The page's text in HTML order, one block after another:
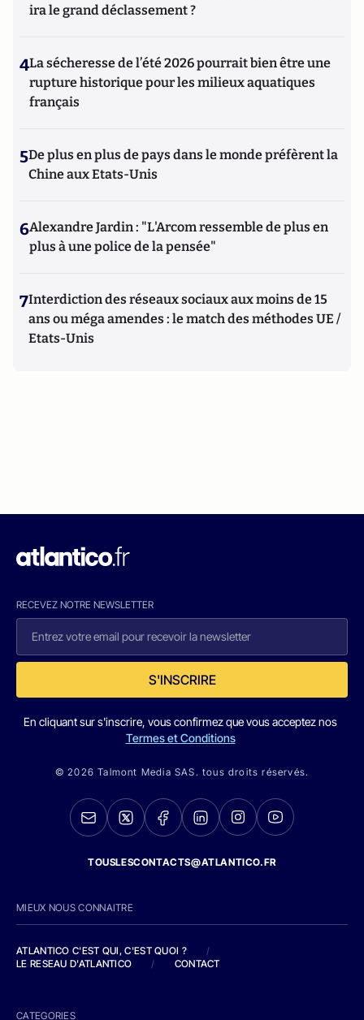
ira le grand déclassement ?
4La sécheresse de l’été 2026 pourrait bien être une
rupture historique pour les milieux aquatiques
français
5De plus en plus de pays dans le monde préfèrent la
Chine aux Etats-Unis
6Alexandre Jardin : "L'Arcom ressemble de plus en
plus à une police de la pensée"
7Interdiction des réseaux sociaux aux moins de 15
ans ou méga amendes : le match des méthodes UE /
Etats-Unis
RECEVEZ NOTRE NEWSLETTER
S'INSCRIRE
En cliquant sur s'inscrire, vous confirmez que vous acceptez nos
Termes et Conditions
© 2026 Talmont Media SAS. tous droits réservés.
TOUSLESCONTACTS@ATLANTICO.FR
MIEUX NOUS CONNAITRE
ATLANTICO C'EST QUI, C'EST QUOI ?
/
LE RESEAU D'ATLANTICO
/ CONTACT
CATEGORIES